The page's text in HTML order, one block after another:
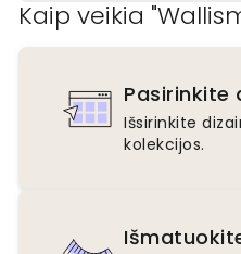
Kaip veikia
Pasirinkite
Išsirinkite
kolekcijos.